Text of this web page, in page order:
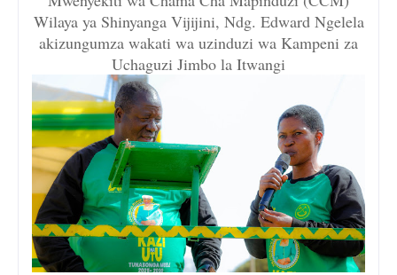
Wilaya ya Shinyanga Vijijini, Ndg. Edward Ngelela
akizungumza wakati wa uzinduzi wa Kampeni za
Uchaguzi Jimbo la Itwangi